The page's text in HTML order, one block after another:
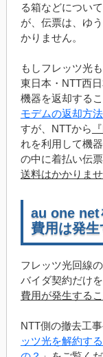
る箱などについ
が、伝票は、ゆ
かりません。
もしフレッツ光
東日本・NTT西
機器を返却する
モデムの返却方
すが、NTTから
れを利用して機
の中に着払い伝
送料はかかりま
au one net
費用は発生
フレッツ光回線
バイダ契約だけ
費用が発生する
NTT側の撤去工
ッツ光を解約す